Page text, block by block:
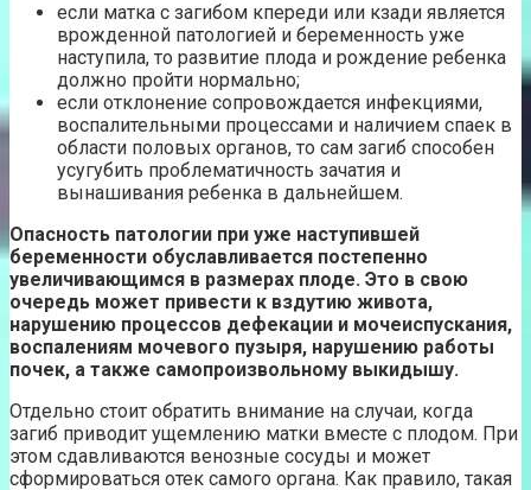
если матка с загибом кпереди или кзади является
врожденной патологией и беременность уже
наступила, то развитие плода и рождение ребенка
должно пройти нормально;
если отклонение сопровождается инфекциями,
воспалительными процессами и наличием спаек в
области половых органов, то сам загиб способен
усугубить проблематичность зачатия и
вынашивания ребенка в дальнейшем.
Опасность патологии при уже наступившей
беременности обуславливается постепенно
увеличивающимся в размерах плоде. Это в свою
очередь может привести к вздутию живота,
нарушению процессов дефекации и мочеиспускания,
воспалениям мочевого пузыря, нарушению работы
почек, а также самопроизвольному выкидышу.
Отдельно стоит обратить внимание на случаи, когда
загиб приводит ущемлению матки вместе с плодом. При
этом сдавливаются венозные сосуды и может
сформироваться отек самого органа. Как правило, такая